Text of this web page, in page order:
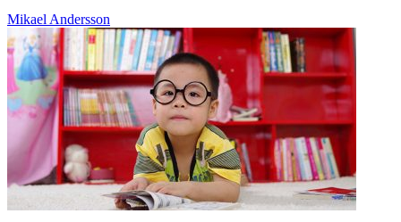
Mikael Andersson